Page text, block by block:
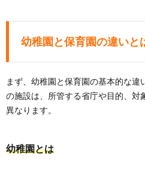
幼稚園と保育園の違いと
まず、幼稚園と保育園の基本的な違
の施設は、所管する省庁や目的、対
異なります。
幼稚園とは